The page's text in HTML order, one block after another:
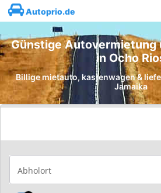
Autoprio.de
Günstige Autovermietung
in Ocho
Billige mietauto, kastenwagen &
Jamaika
Abholort